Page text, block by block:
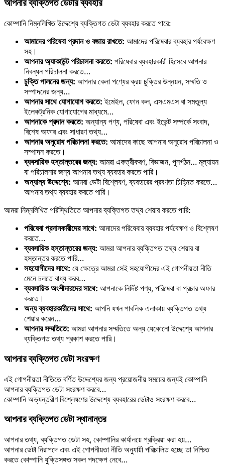
আপনার ব্যক্তিগত ডেটার ব্যবহার
কোম্পানি নিম্নলিখিত উদ্দেশ্যে ব্যক্তিগত ডেটা ব্যবহার করতে পারে:
আমাদের পরিষেবা প্রদান ও বজায় রাখতে: আমাদের পরিষেবার ব্যবহার পর্যবেক্ষণ
সহ।
আপনার অ্যাকাউন্ট পরিচালনা করতে: পরিষেবার ব্যবহারকারী হিসেবে আপনার
নিবন্ধন পরিচালনা করতে…
চুক্তি পালনের জন্য: আপনার কেনা পণ্যের ক্রয় চুক্তির উন্নয়ন, সম্মতি ও
সম্পাদনের জন্য…
আপনার সাথে যোগাযোগ করতে: ইমেইল, ফোন কল, এসএমএস বা সমতুল্য
ইলেকট্রনিক যোগাযোগের মাধ্যমে…
আপনাকে প্রদান করতে: অন্যান্য পণ্য, পরিষেবা এবং ইভেন্ট সম্পর্কে সংবাদ,
বিশেষ অফার এবং সাধারণ তথ্য…
আপনার অনুরোধ পরিচালনা করতে: আমাদের কাছে আপনার অনুরোধ পরিচালনা ও
সম্পাদন করতে।
ব্যবসায়িক হস্তান্তরের জন্য: আমরা একত্রীকরণ, বিভাজন, পুনর্গঠন… মূল্যায়ন
বা পরিচালনার জন্য আপনার তথ্য ব্যবহার করতে পারি।
অন্যান্য উদ্দেশ্যে: আমরা ডেটা বিশ্লেষণ, ব্যবহারের প্রবণতা চিহ্নিত করতে…
আপনার তথ্য ব্যবহার করতে পারি।
আমরা নিম্নলিখিত পরিস্থিতিতে আপনার ব্যক্তিগত তথ্য শেয়ার করতে পারি:
পরিষেবা প্রদানকারীদের সাথে: আমাদের পরিষেবার ব্যবহার পর্যবেক্ষণ ও বিশ্লেষণ
করতে…
ব্যবসায়িক হস্তান্তরের জন্য: আমরা আপনার ব্যক্তিগত তথ্য শেয়ার বা
হস্তান্তর করতে পারি…
সহযোগীদের সাথে: যে ক্ষেত্রে আমরা সেই সহযোগীদের এই গোপনীয়তা নীতি
মেনে চলতে বাধ্য করব…
ব্যবসায়িক অংশীদারদের সাথে: আপনাকে নির্দিষ্ট পণ্য, পরিষেবা বা প্রচার অফার
করতে।
অন্য ব্যবহারকারীদের সাথে: আপনি যখন পাবলিক এলাকায় ব্যক্তিগত তথ্য
শেয়ার করেন…
আপনার সম্মতিতে: আমরা আপনার সম্মতিতে অন্য যেকোনো উদ্দেশ্যে আপনার
ব্যক্তিগত তথ্য প্রকাশ করতে পারি।
আপনার ব্যক্তিগত ডেটা সংরক্ষণ
এই গোপনীয়তা নীতিতে বর্ণিত উদ্দেশ্যের জন্য প্রয়োজনীয় সময়ের জন্যই কোম্পানি
আপনার ব্যক্তিগত ডেটা সংরক্ষণ করবে…
কোম্পানি অভ্যন্তরীণ বিশ্লেষণের উদ্দেশ্যে ব্যবহারের ডেটাও সংরক্ষণ করবে…
আপনার ব্যক্তিগত ডেটা স্থানান্তর
আপনার তথ্য, ব্যক্তিগত ডেটা সহ, কোম্পানির কার্যালয়ে প্রক্রিয়া করা হয়…
আপনার ডেটা নিরাপদে এবং এই গোপনীয়তা নীতি অনুযায়ী পরিচালিত হচ্ছে তা নিশ্চিত
করতে কোম্পানি যুক্তিসঙ্গত সকল পদক্ষেপ নেবে…